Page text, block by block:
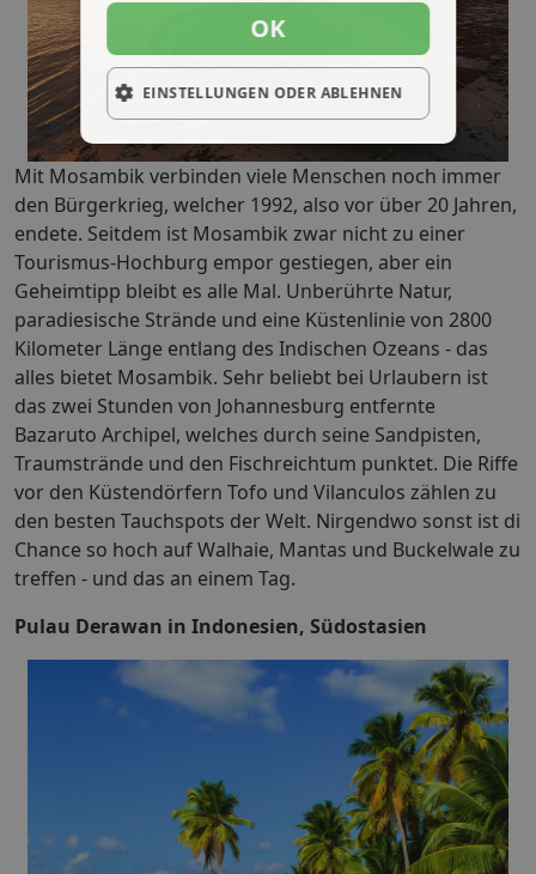
Mit Mosambik verbinden viele Menschen noch immer
den Bürgerkrieg, welcher 1992, also vor über 20 Jahren,
endete. Seitdem ist Mosambik zwar nicht zu einer
Tourismus-Hochburg empor gestiegen, aber ein
Geheimtipp bleibt es alle Mal. Unberührte Natur,
paradiesische Strände und eine Küstenlinie von 2800
Kilometer Länge entlang des Indischen Ozeans - das
alles bietet Mosambik. Sehr beliebt bei Urlaubern ist
das zwei Stunden von Johannesburg entfernte
Bazaruto Archipel, welches durch seine Sandpisten,
Traumstrände und den Fischreichtum punktet. Die Riffe
vor den Küstendörfern Tofo und Vilanculos zählen zu
den besten Tauchspots der Welt. Nirgendwo sonst ist di
Chance so hoch auf Walhaie, Mantas und Buckelwale zu
treffen - und das an einem Tag.
Pulau Derawan in Indonesien, Südostasien
OK
EINSTELLUNGEN ODER ABLEHNEN